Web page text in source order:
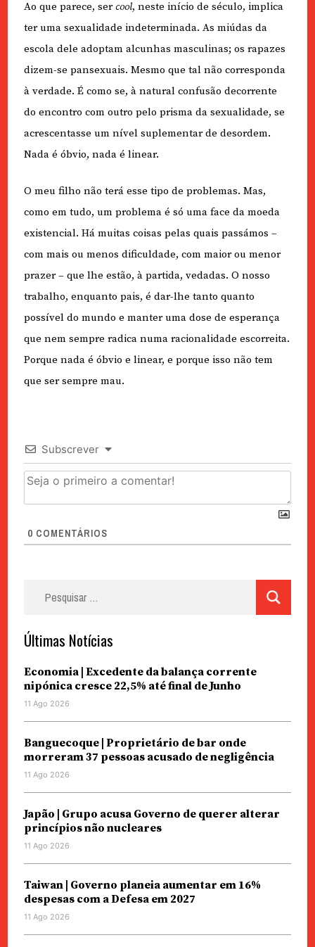
Ao que parece, sercool, neste início de século, implica
ter uma sexualidade indeterminada. As miúdas da
escola dele adoptam alcunhas masculinas; os rapazes
dizem-se pansexuais. Mesmo que tal não corresponda
à verdade. É como se, à natural confusão decorrente
do encontro com outro pelo prisma da sexualidade, se
acrescentasse um nível suplementar de desordem.
Nada é óbvio, nada é linear.
O meu filho não terá esse tipo de problemas. Mas,
como em tudo, um problema é só uma face da moeda
existencial. Há muitas coisas pelas quais passámos –
com mais ou menos dificuldade, com maior ou menor
prazer – que lhe estão, à partida, vedadas. O nosso
trabalho, enquanto pais, é dar-lhe tanto quanto
possível do mundo e manter uma dose de esperança
que nem sempre radica numa racionalidade escorreita.
Porque nada é óbvio e linear, e porque isso não tem
que ser sempre mau.
Subscrever
0 COMENTÁRIOS
Últimas Notícias
Economia | Excedente da balança corrente
nipónica cresce 22,5% até final de Junho
11 Ago 2026
Banguecoque | Proprietário de bar onde
morreram 37 pessoas acusado de negligência
11 Ago 2026
Japão | Grupo acusa Governo de querer alterar
princípios não nucleares
11 Ago 2026
Taiwan | Governo planeia aumentar em 16%
despesas com a Defesa em 2027
11 Ago 2026